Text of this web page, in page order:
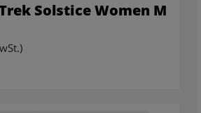
Solstice Women M